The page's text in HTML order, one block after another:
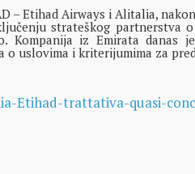
– Etihad Airways i Alitalia,
strateškog partnerstva
Kompanija iz Emirata danas
o uslovima i kriterijumima za